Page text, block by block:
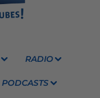
RADIO
PODCASTS